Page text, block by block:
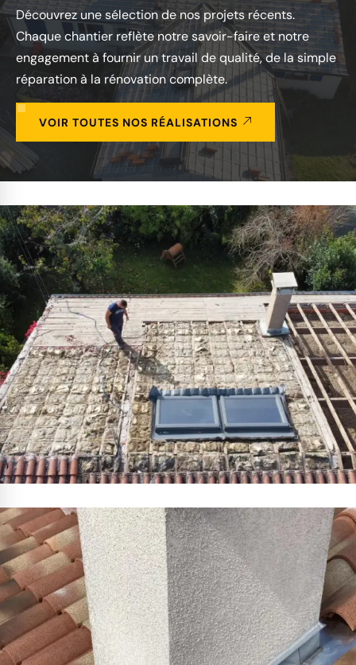
Découvrez une sélection de nos projets récents.
Chaque chantier reflète notre savoir-faire et notre
engagement à fournir un travail de qualité, de la simple
réparation à la rénovation complète.
VOIR TOUTES NOS RÉALISATIONS